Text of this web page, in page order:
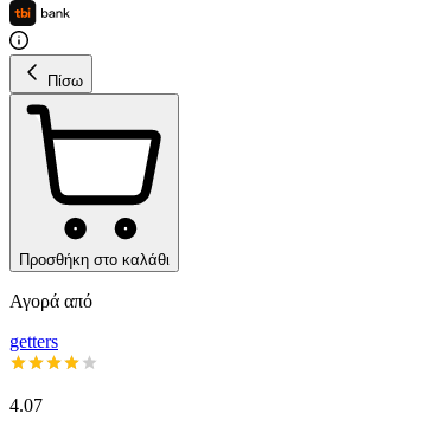
Πίσω
Προσθήκη στο καλάθι
Αγορά από
getters
4.07